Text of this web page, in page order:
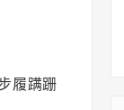
履蹒跚